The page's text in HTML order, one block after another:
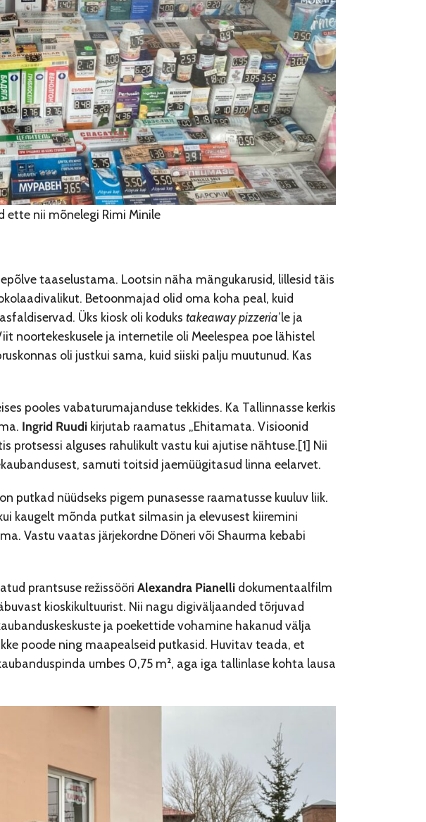
ette nii mõnelegi Rimi Minile
taaselustama. Lootsin näha mängukarusid, lillesid täis
Betoonmajad olid oma koha peal, kuid
Üks kiosk oli koduks takeaway pizzeria’le ja
noortekeskusele ja internetile oli Meelespea poe lähistel
oli justkui sama, kuid siiski palju muutunud. Kas
pooles vabaturumajanduse tekkides. Ka Tallinnasse kerkis
Ingrid Ruudikirjutab raamatus „Ehitamata. Visioonid
protsessi alguses rahulikult vastu kui ajutise nähtuse.[1] Nii
samuti toitsid jaemüügitasud linna eelarvet.
putkad nüüdseks pigem punasesse raamatusse kuuluv liik.
kaugelt mõnda putkat silmasin ja elevusest kiiremini
Vastu vaatas järjekordne Döneri või Shaurma kebabi
prantsuse režissööri Alexandra Pianellidokumentaalfilm
kioskikultuurist. Nii nagu digiväljaanded tõrjuvad
ja poekettide vohamine hakanud välja
poode ning maapealseid putkasid. Huvitav teada, et
umbes 0,75 m², aga iga tallinlase kohta lausa